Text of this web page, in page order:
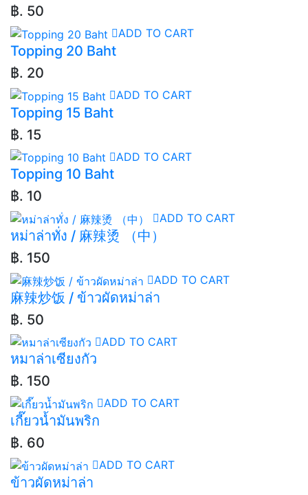
฿. 50
ADD TO CART
Topping 20 Baht
฿. 20
ADD TO CART
Topping 15 Baht
฿. 15
ADD TO CART
Topping 10 Baht
฿. 10
ADD TO CART
หม่าล่าทั่ง / 麻辣烫 （中）
฿. 150
ADD TO CART
麻辣炒饭 / ข้าวผัดหม่าล่า
฿. 50
ADD TO CART
หมาล่าเซียงกัว
฿. 150
ADD TO CART
เกี๊ยวน้ำมันพริก
฿. 60
ADD TO CART
ข้าวผัดหม่าล่า